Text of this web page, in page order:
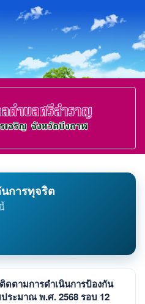
การทุจริต
ดตามการดำเนินการป้องกัน
ระมาณ พ.ศ. 2568 รอบ 12